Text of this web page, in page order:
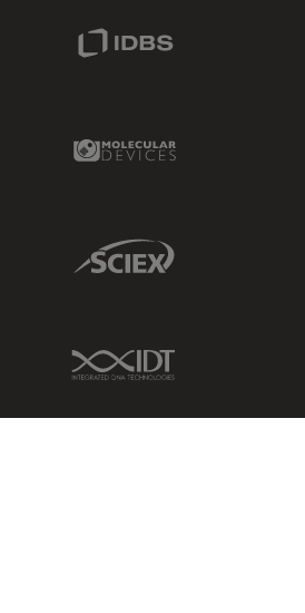
Molecular Devices Link
Sciex Link
IDT Link